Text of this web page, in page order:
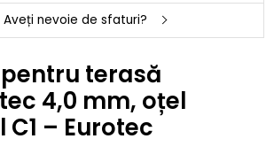
Aveți nevoie de sfaturi?
terasă
4,0 mm, oțel
– Eurotec